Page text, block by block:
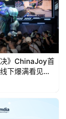
决》ChinaJoy首
下爆满看见玩